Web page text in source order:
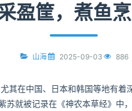
盈筐，煮鱼烹
山海 2025-09-03 886
其在中国、日本和韩国等地有着
苏就被记录在《神农本草经》中